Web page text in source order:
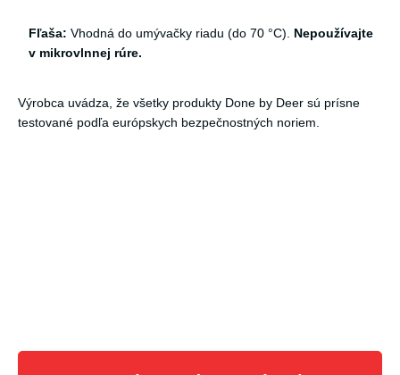
Fľaša: Vhodná do umývačky riadu (do 70 °C). Nepoužívajte
v mikrovlnnej rúre.
Výrobca uvádza, že všetky produkty Done by Deer sú prísne
testované podľa európskych bezpečnostných noriem.